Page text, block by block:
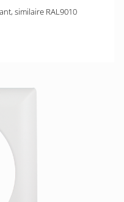
similaire RAL9010